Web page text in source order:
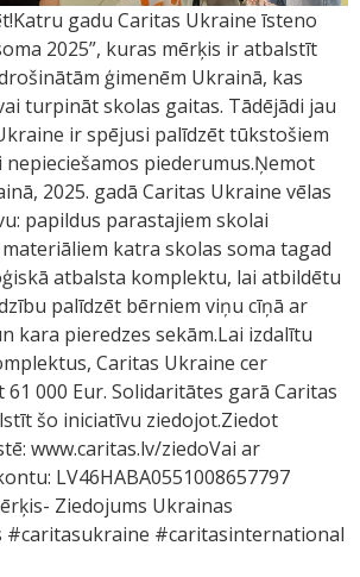
gadu Caritas Ukraine īsteno
2025”, kuras mērķis ir atbalstīt
ģimenēm Ukrainā, kas
turpināt skolas gaitas. Tādējādi jau
ir spējusi palīdzēt tūkstošiem
piederumus.Ņemot
2025. gadā Caritas Ukraine vēlas
papildus parastajiem skolai
katra skolas soma tagad
atbalsta komplektu, lai atbildētu
palīdzēt bērniem viņu cīņā ar
kara pieredzes sekām.Lai izdalītu
Caritas Ukraine cer
000 Eur. Solidaritātes garā Caritas
šo iniciatīvu ziedojot.Ziedot
www.caritas.lv/ziedoVai ar
LV46HABA0551008657797
Ziedojums Ukrainas
#caritasukraine #caritasinternational